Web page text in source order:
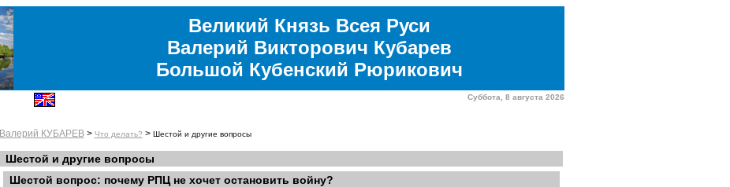
Великий Князь Всея Руси
Валерий Викторович Кубарев
Большой Кубенский Рюрикович
Суббота, 8 августа 2026
Валерий КУБАРЕВ> Что делать? > Шестой и другие вопросы
Шестой и другие вопросы
Шестой вопрос: почему РПЦ не хочет остановить войну?